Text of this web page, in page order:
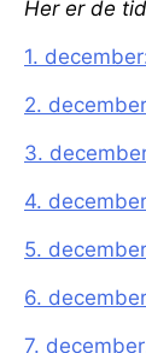
Her er de
1.
2.
3.
4.
5.
6.
7.